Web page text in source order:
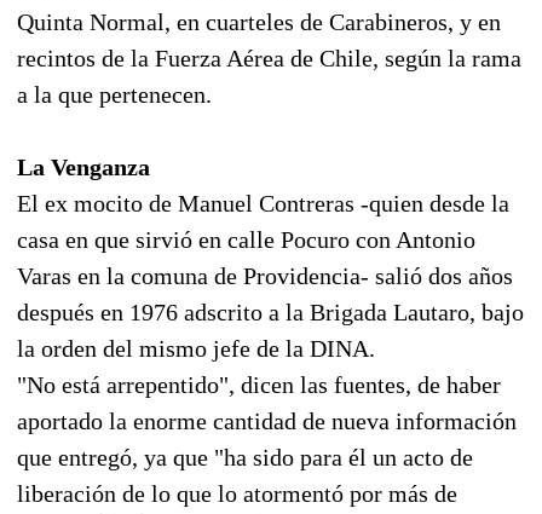
Quinta Normal, en cuarteles de Carabineros, y en
recintos de la Fuerza Aérea de Chile, según la rama
a la que pertenecen.
La Venganza
El ex mocito de Manuel Contreras -quien desde la
casa en que sirvió en calle Pocuro con Antonio
Varas en la comuna de Providencia- salió dos años
después en 1976 adscrito a la Brigada Lautaro, bajo
la orden del mismo jefe de la DINA.
"No está arrepentido", dicen las fuentes, de haber
aportado la enorme cantidad de nueva información
que entregó, ya que "ha sido para él un acto de
liberación de lo que lo atormentó por más de